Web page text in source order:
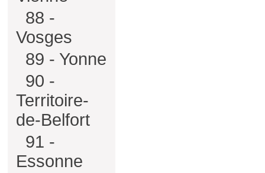
88 -
Vosges
89 - Yonne
90 -
Territoire-
de-Belfort
91 -
Essonne